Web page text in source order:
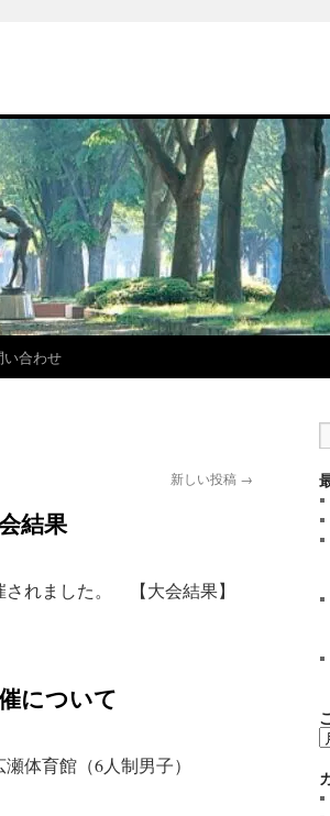
い合わせ
新しい投稿 →
結果
されました。 【大会結果】
について
瀬体育館（6人制男子）
こ
ま
で